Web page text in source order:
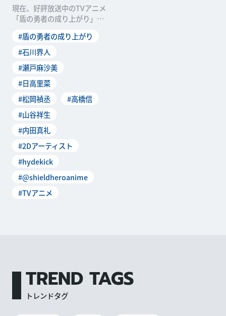
現在、好評放送中のTVアニメ
「盾の勇者の成り上がり」。
フ＆キャストによるリ
#盾の勇者の成り上がり
#石川界人
#瀬戸麻沙美
#日高里菜
#松岡禎丞
#高橋信
#山谷祥生
#内田真礼
#2Dアーティスト
#hydekick
#@shieldheroanime
#TVアニメ
TREND TAGS
トレンドタグ